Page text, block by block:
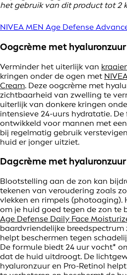
het gebruik van dit product tot 2
NIVEA MEN Age Defense
Oogcrème met hyaluronzuur
Verminder het uiterlijk van
kringen onder de ogen met
Cream. Deze oogcrème met
zichtbaarheid van zwelling te
uiterlijk van donkere kringen
intensieve 24-uurs hydratatie.
ontwikkeld voor mannen met
bij regelmatig gebruik
huid er jonger uitziet.
Dagcrème met hyaluronzuur
Blootstelling aan de zon kan
tekenen van veroudering zoals
vlekken en rimpels (photoaging).
om je huid goed tegen de zon te
Age Defense Daily Face
baardvriendelijke breedspectrum
helpt beschermen tegen
De formule biedt 24 uur vocht*
dat de huid uitdroogt. De
hyaluronzuur en Pro-Retinol